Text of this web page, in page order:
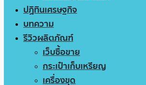
ปฏิทินเศรษฐกิจ
บทความ
รีวิวผลิตภัณฑ์
เว็บซื้อขาย
กระเป๋าเก็บเหรียญ
เครื่องขุด